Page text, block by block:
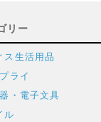
リー
ス生活用品
ライ
・電子文具
ル